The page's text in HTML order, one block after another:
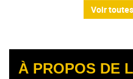
Voir
À PROPOS DE